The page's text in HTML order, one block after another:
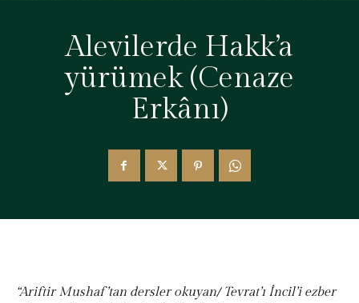
Alevilerde Hakk’a
yürümek (Cenaze
Erkânı)
“Ariftir Mushaf’tan dersler okuyan/ Tevrat’ı İncil’i ezber